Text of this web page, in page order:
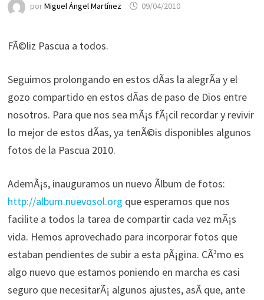
porMiguel Ángel Martínez 09/04/2010
FÃ©liz Pascua a todos.
Seguimos prolongando en estos dÃ­as la alegrÃ­a y el
gozo compartido en estos dÃ­as de paso de Dios entre
nosotros. Para que nos sea mÃ¡s fÃ¡cil recordar y revivir
lo mejor de estos dÃ­as, ya tenÃ©is disponibles algunos
fotos de la Pascua 2010.
AdemÃ¡s, inauguramos un nuevo Ãlbum de fotos:
http://album.nuevosol.org que esperamos que nos
facilite a todos la tarea de compartir cada vez mÃ¡s
vida. Hemos aprovechado para incorporar fotos que
estaban pendientes de subir a esta pÃ¡gina. CÃ³mo es
algo nuevo que estamos poniendo en marcha es casi
seguro que necesitarÃ¡ algunos ajustes, asÃ­ que, ante